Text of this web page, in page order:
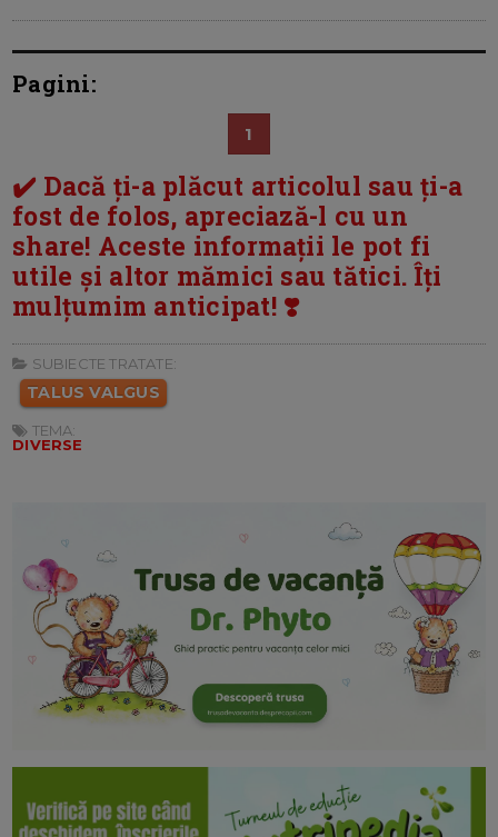
Pagini:
1
✔️ Dacă ți-a plăcut articolul sau ți-a
fost de folos, apreciază-l cu un
share! Aceste informații le pot fi
utile și altor mămici sau tătici. Îți
mulțumim anticipat! ❣️
SUBIECTE TRATATE:
TALUS VALGUS
TEMA:
DIVERSE